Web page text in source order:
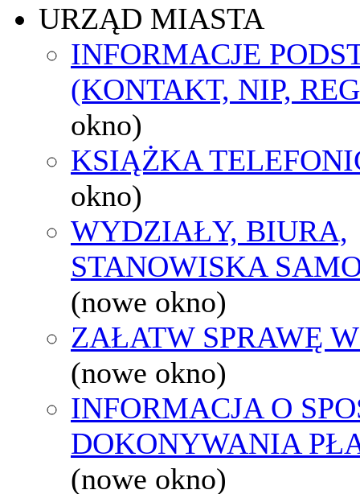
URZĄD MIASTA
INFORMACJE
(KONTAKT, NIP,
okno)
KSIĄŻKA
okno)
WYDZIAŁY, BIURA,
STANOWISKA
(nowe okno)
ZAŁATW SPRAWĘ
(nowe okno)
INFORMACJA O
DOKONYWANIA
(nowe okno)